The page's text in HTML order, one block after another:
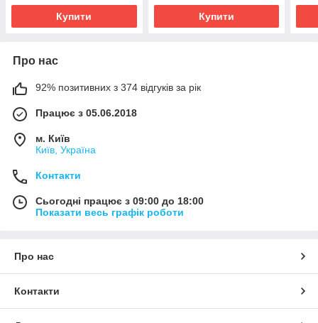
Купити Купити
Про нас
92% позитивних з 374 відгуків за рік
Працює з 05.06.2018
м. Київ
Київ, Україна
Контакти
Сьогодні працює з 09:00 до 18:00
Показати весь графік роботи
Про нас
Контакти